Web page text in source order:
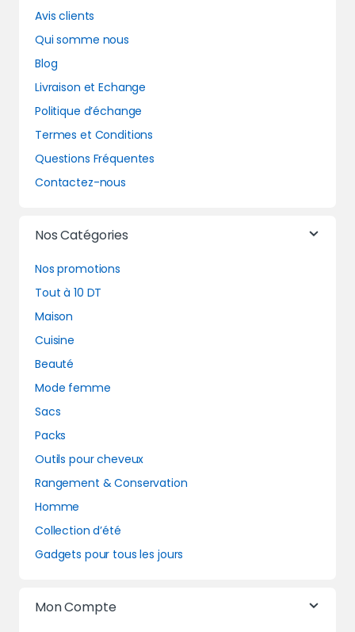
Avis clients
Qui somme nous
Blog
Livraison et Echange
Politique d’échange
Termes et Conditions
Questions Fréquentes
Contactez-nous
Nos Catégories
Nos promotions
Tout à 10 DT
Maison
Cuisine
Beauté
Mode femme
Sacs
Packs
Outils pour cheveux
Rangement & Conservation
Homme
Collection d’été
Gadgets pour tous les jours
Mon Compte